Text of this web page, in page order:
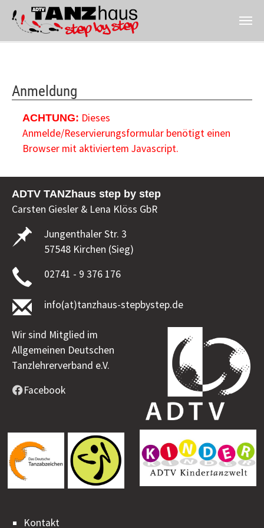
Anmeldung
ACHTUNG: Dieses
Anmelde/Reservierungsformular benötigt einen
Browser mit aktiviertem Javascript.
ADTV TANZhaus step by step
Carsten Giesler & Lena Klöss GbR
Jungenthaler Str. 3
57548 Kirchen (Sieg)
02741 - 9 376 176
info(at)tanzhaus-stepbystep.de
Wir sind Mitglied im
Allgemeinen Deutschen
Tanzlehrerverband e.V.
Facebook
Kontakt